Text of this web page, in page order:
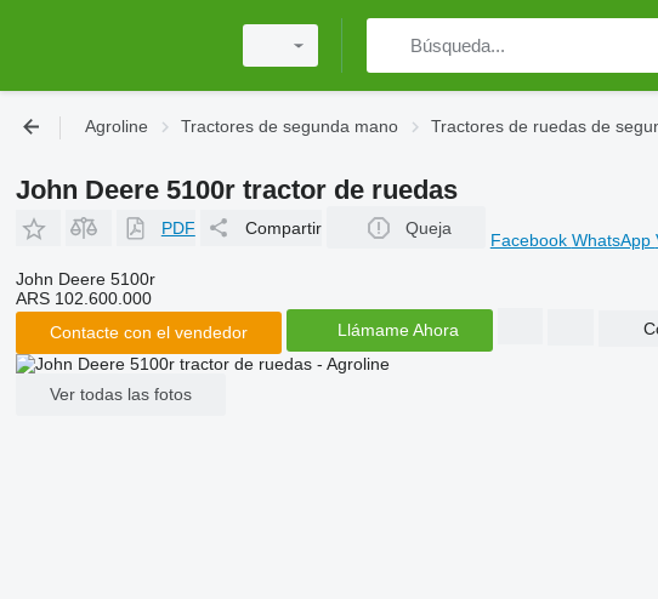
Agroline Tractores de segunda mano Tractores de ruedas de
John Deere 5100r tractor de ruedas
PDF Compartir Queja
Facebook WhatsApp
John Deere 5100r
ARS 102.600.000
Contacte con el vendedor
Llámame Ahora
Ver todas las fotos